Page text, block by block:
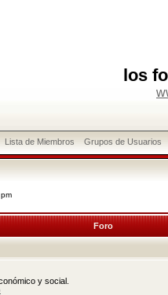
los
Lista de Miembros Grupos de Usuarios
Foro
y social.